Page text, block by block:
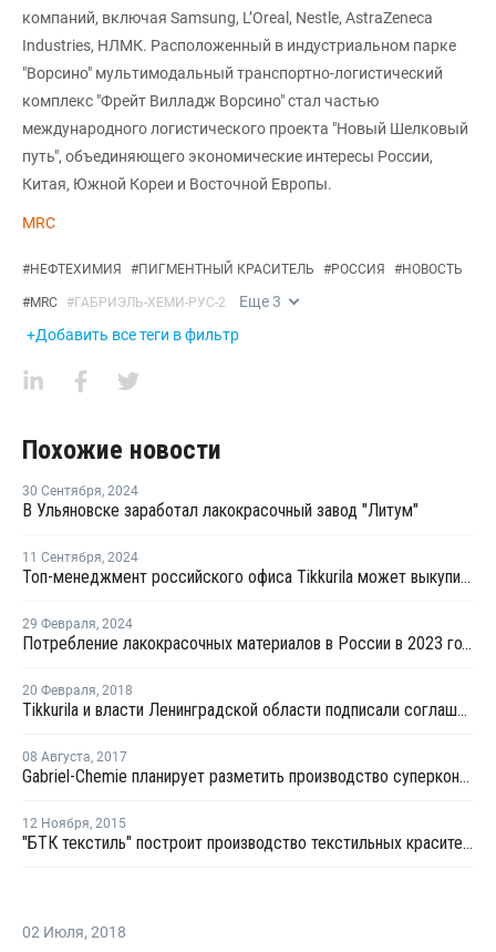
компаний, включая Samsung, L’Oreal, Nestle, AstraZeneca
Industries, НЛМК. Расположенный в индустриальном парке
"Ворсино" мультимодальный транспортно-логистический
комплекс "Фрейт Вилладж Ворсино" стал частью
международного логистического проекта "Новый Шелковый
путь", объединяющего экономические интересы России,
Китая, Южной Кореи и Восточной Европы.
MRC
#НЕФТЕХИМИЯ #ПИГМЕНТНЫЙ КРАСИТЕЛЬ #РОССИЯ #НОВОСТЬ
#MRC #ГАБРИЭЛЬ-ХЕМИ-РУС-2 Еще3
+Добавить все теги в фильтр
Похожие новости
30 Сентября, 2024
В Ульяновске заработал лакокрасочный завод "Литум"
11 Сентября, 2024
Топ-менеджмент российского офиса Tikkurila может выкупить бизнес компании
29 Февраля, 2024
Потребление лакокрасочных материалов в России в 2023 году выросло на 7,1%
20 Февраля, 2018
Tikkurila и власти Ленинградской области подписали соглашение о строительстве завода ЛКМ
08 Августа, 2017
Gabriel-Chemie планирует разметить производство суперконцентратов в парке "Ворсино"
12 Ноября, 2015
"БТК текстиль" построит производство текстильных красителей в Ростовской области
02 Июля, 2018